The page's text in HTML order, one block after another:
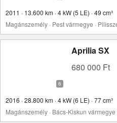
2011 · 13.600 km · 4 kW (5 LE) · 49 cm³
Magánszemély · Pest vármegye ·
Aprilia SX
680 000 Ft
2016 · 28.800 km · 4 kW (6 LE) · 77 cm³
Magánszemély · Bács-Kiskun vármegye